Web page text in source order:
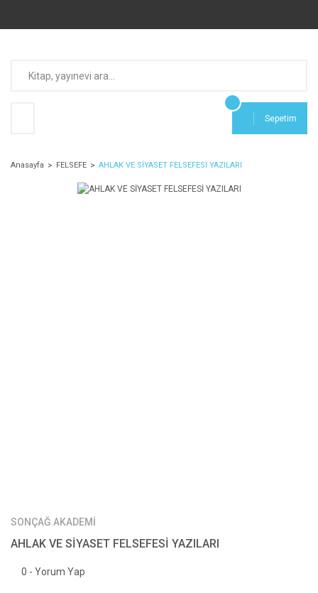
Sepetim
Anasayfa FELSEFE AHLAK VE SİYASET FELSEFESİ YAZILARI
SONÇAĞ AKADEMİ
AHLAK VE SİYASET FELSEFESİ YAZILARI
0 - Yorum Yap